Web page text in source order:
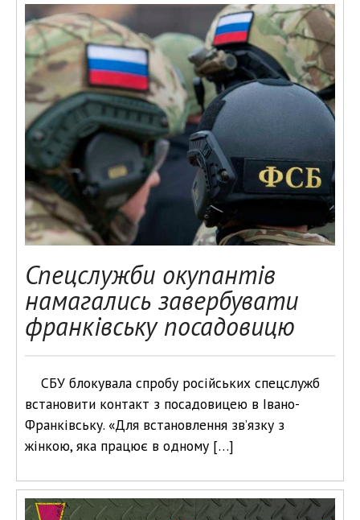
Спецслужби окупантів
намагались завербувати
франківську посадовицю
СБУ блокувала спробу російських спецслужб
встановити контакт з посадовицею в Івано-
Франківську. «Для встановлення зв’язку з
жінкою, яка працює в одному […]